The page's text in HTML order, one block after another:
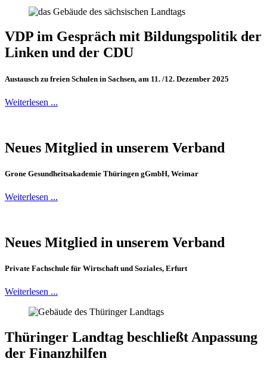
VDP im Gespräch mit Bildungspolitik der
Linken und der CDU
Austausch zu freien Schulen in Sachsen, am 11. /12. Dezember 2025
Weiterlesen ...
Neues Mitglied in unserem Verband
Grone Gesundheitsakademie Thüringen gGmbH, Weimar
Weiterlesen ...
Neues Mitglied in unserem Verband
Private Fachschule für Wirtschaft und Soziales, Erfurt
Weiterlesen ...
Thüringer Landtag beschließt Anpassung
der Finanzhilfen